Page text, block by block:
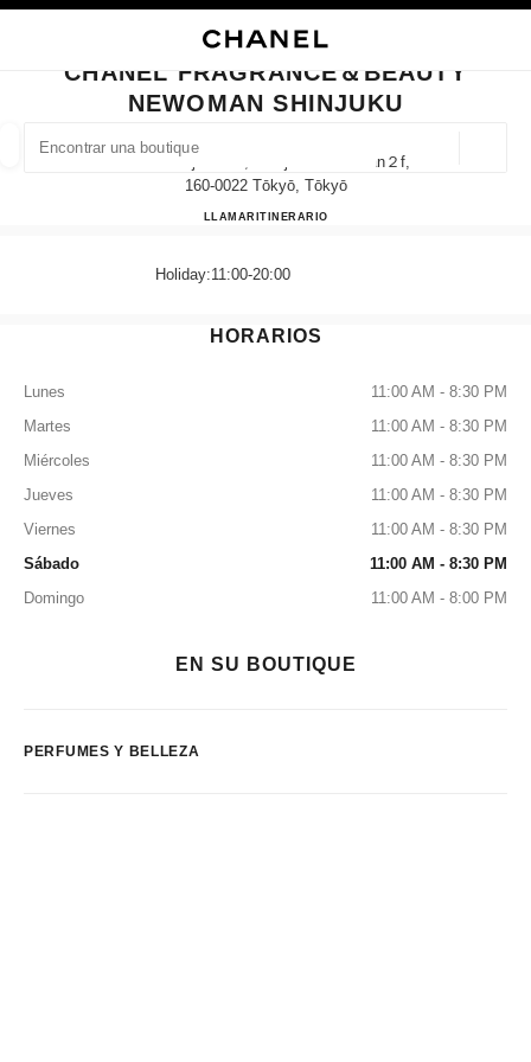
BUSCAR UNA BOUTIQUE
las sugerencias se muestran debajo de esta barra de búsqueda
0 Sugerencias disponibles
CERRAR TARJETA DE BOUTIQUE CHANEL FRAGRANCE＆BEAUTY
CHANEL FRAGRANCE＆BEAUTY
NEWOMAN SHINJUKU
4-1-6 Shinjuku-Ku, Shinjuku Newoman２f,
160-0022 Tōkyō, Tōkyō
LLAMAR03-6457-4784
ITINERARIOCHANEL FRAGRANCE＆
Holiday:11:00-20:00
HORARIOS
Lunes
11:00 AM - 8:30 PM
Martes
11:00 AM - 8:30 PM
Miércoles
11:00 AM - 8:30 PM
Jueves
11:00 AM - 8:30 PM
Viernes
11:00 AM - 8:30 PM
Sábado
11:00 AM - 8:30 PM
Domingo
11:00 AM - 8:00 PM
EN SU BOUTIQUE
PERFUMES Y BELLEZA